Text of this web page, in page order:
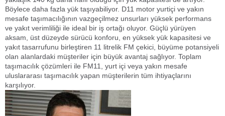
Böylece daha fazla yük taşıyabiliyor. D11 motor yurtiçi ve yakın
mesafe taşımacılığının vazgeçilmez unsurları yüksek performans
ve yakıt verimliliği ile ideal bir iş ortağı oluyor. Güçlü yürüyen
aksam, üst düzeyde sürücü konforu, en yüksek yük kapasitesi ve
yakıt tasarrufunu birleştiren 11 litrelik FM çekici, büyüme potansiyeli
olan alanlardaki müşteriler için büyük avantaj sağlıyor. Toplam
taşımacılık çözümleri ile FM11, yurt içi veya yakın mesafe
uluslararası taşımacılık yapan müşterilerin tüm ihtiyaçlarını
karşılıyor.